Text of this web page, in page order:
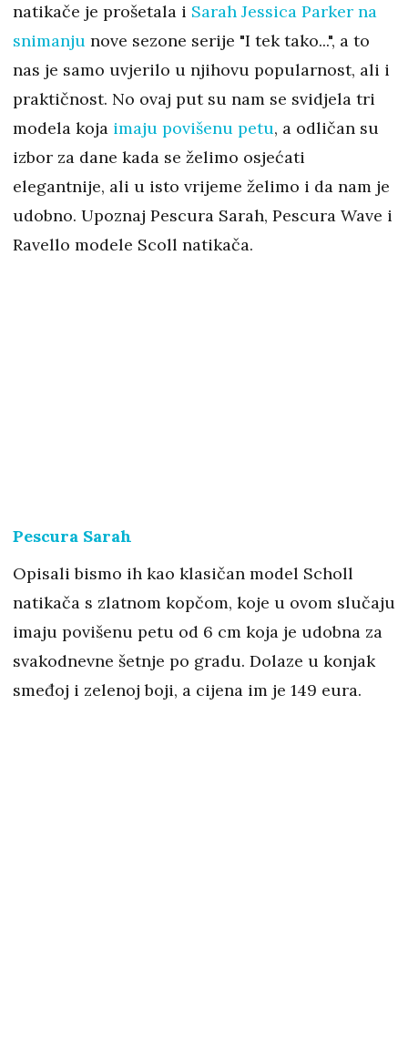
natikače je prošetala i Sarah Jessica Parker na
snimanju nove sezone serije "I tek tako...", a to
nas je samo uvjerilo u njihovu popularnost, ali i
praktičnost. No ovaj put su nam se svidjela tri
modela koja imaju povišenu petu, a odličan su
izbor za dane kada se želimo osjećati
elegantnije, ali u isto vrijeme želimo i da nam je
udobno. Upoznaj Pescura Sarah, Pescura Wave i
Ravello modele Scoll natikača.
Pescura Sarah
Opisali bismo ih kao klasičan model Scholl
natikača s zlatnom kopčom, koje u ovom slučaju
imaju povišenu petu od 6 cm koja je udobna za
svakodnevne šetnje po gradu. Dolaze u konjak
smeđoj i zelenoj boji, a cijena im je 149 eura.